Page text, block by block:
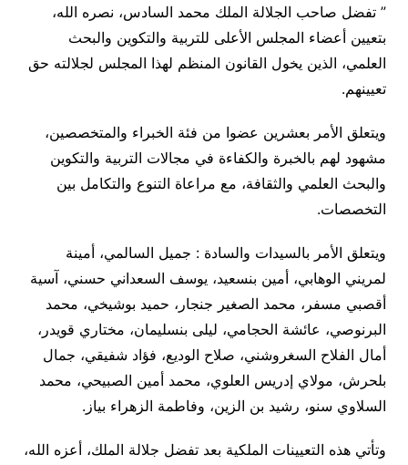
” تفضل صاحب الجلالة الملك محمد السادس، نصره الله،
بتعيين أعضاء المجلس الأعلى للتربية والتكوين والبحث
العلمي، الذين يخول القانون المنظم لهذا المجلس لجلالته حق
تعيينهم.
ويتعلق الأمر بعشرين عضوا من فئة الخبراء والمتخصصين،
مشهود لهم بالخبرة والكفاءة في مجالات التربية والتكوين
والبحث العلمي والثقافة، مع مراعاة التنوع والتكامل بين
التخصصات.
ويتعلق الأمر بالسيدات والسادة : جميل السالمي، أمينة
لمريني الوهابي، أمين بنسعيد، يوسف السعداني حسني، آسية
أقصبي مسفر، محمد الصغير جنجار، حميد بوشيخي، محمد
البرنوصي، عائشة الحجامي، ليلى بنسليمان، مختاري قويدر،
أمال الفلاح السغروشني، صلاح الوديع، فؤاد شفيقي، جمال
بلحرش، مولاي إدريس العلوي، محمد أمين الصبيحي، محمد
السلاوي سنو، رشيد بن الزين، وفاطمة الزهراء بياز.
وتأتي هذه التعيينات الملكية بعد تفضل جلالة الملك، أعزه الله،